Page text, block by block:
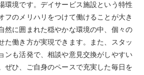
環境です。デイサービス施設という特性
フのメリハリをつけて働けることが大き
然に囲まれた穏やかな環境の中、個々の
た働き方が実現できます。また、スタッ
ンも活発で、相談や意見交換がしやすい
ぜひ、ご自身のペースで充実した毎日を